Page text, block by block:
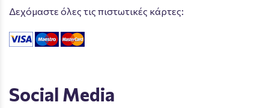
Δεχόμαστε όλες τις πιστωτικές κάρτες:
Social Media